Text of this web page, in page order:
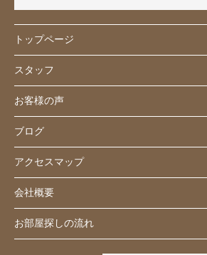
トップページ
スタッフ
お客様の声
ブログ
アクセスマップ
会社概要
お部屋探しの流れ